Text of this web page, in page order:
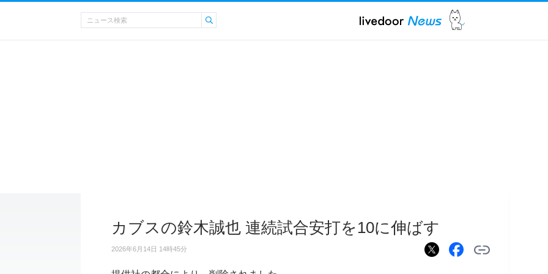
カブスの鈴木誠也 連続試合安打を10に伸ばす
2026年6月14日 14時45分